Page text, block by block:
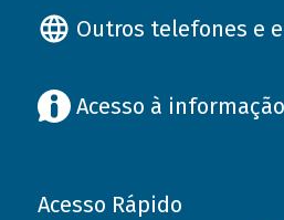
Outros telefones e
Acesso à informação
Acesso Rápido